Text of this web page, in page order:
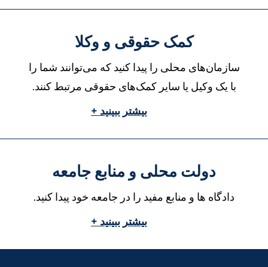
کمک حقوقی و وکلا
سازمان‌های محلی را پیدا کنید که می‌توانند شما را
با یک وکیل یا سایر کمک‌های حقوقی مرتبط کنند.
بیشتر ببینید +
دولت محلی و منابع جامعه
دادگاه ها و منابع مفید را در جامعه خود پیدا کنید.
بیشتر ببینید +